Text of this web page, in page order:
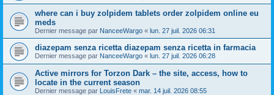
where can i buy zolpidem tablets order zolpidem online eu
meds
Dernier message par NanceeWargo « lun. 27 juil. 2026 06:31
diazepam senza ricetta diazepam senza ricetta in farmacia
Dernier message par NanceeWargo « lun. 27 juil. 2026 06:28
Active mirrors for Torzon Dark – the site, access, how to
locate in the current season
Dernier message par LouisFrete « mar. 14 juil. 2026 08:55